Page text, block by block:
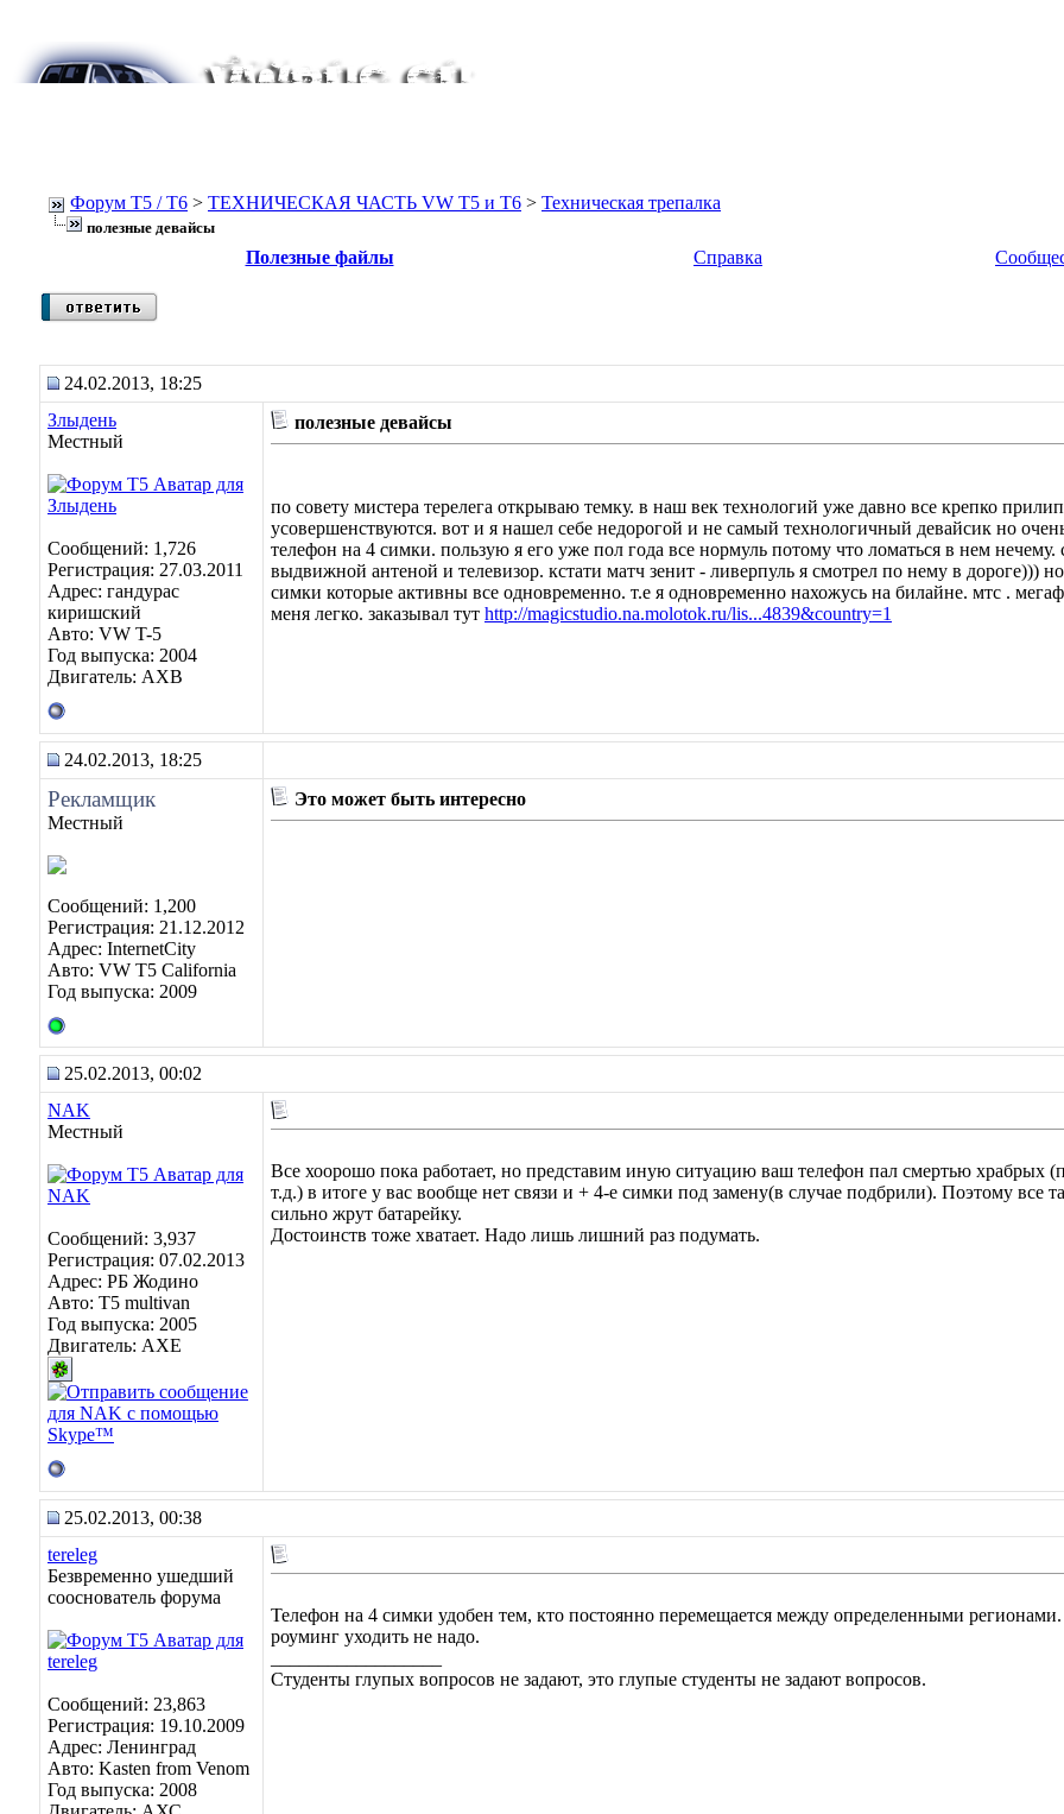
Форум Т5 / T6 > ТЕХНИЧЕСКАЯ ЧАСТЬ VW T5 и T6 > Техническая трепалка
полезные девайсы
Полезные файлы
Справка
24.02.2013, 18:25
Злыдень
Местный
Сообщений: 1,726
Регистрация: 27.03.2011
Адрес: гандурас
киришский
Авто: VW T-5
Год выпуска: 2004
Двигатель: AXB
полезные девайсы
по совету мистера терелега открываю темку. в наш век технологий уже давно все крепко
усовершенствуются. вот и я нашел себе недорогой и не самый технологичный девайсик но
телефон на 4 симки. пользую я его уже пол года все нормуль потому что ломаться в нем нечему.
выдвижной антеной и телевизор. кстати матч зенит - ливерпуль я смотрел по нему в дороге)))
симки которые активны все одновременно. т.е я одновременно нахожусь на билайне. мтс .
меня легко. заказывал тут http://magicstudio.na.molotok.ru/lis...4839&country=1
24.02.2013, 18:25
Рекламщик
Местный
Сообщений: 1,200
Регистрация: 21.12.2012
Адрес: InternetCity
Авто: VW T5 California
Год выпуска: 2009
Это может быть интересно
25.02.2013, 00:02
NAK
Местный
Сообщений: 3,937
Регистрация: 07.02.2013
Адрес: РБ Жодино
Авто: T5 multivan
Год выпуска: 2005
Двигатель: AXE
Все хоорошо пока работает, но представим иную ситуацию ваш телефон пал смертью
т.д.) в итоге у вас вообще нет связи и + 4-е симки под замену(в случае подбрили). Поэтому все
сильно жрут батарейку.
Достоинств тоже хватает. Надо лишь лишний раз подумать.
25.02.2013, 00:38
tereleg
Безвременно ушедший
сооснователь форума
Сообщений: 23,863
Регистрация: 19.10.2009
Адрес: Ленинград
Авто: Kasten from Venom
Год выпуска: 2008
Телефон на 4 симки удобен тем, кто постоянно перемещается между определенными
роуминг уходить не надо.
Студенты глупых вопросов не задают, это глупые студенты не задают вопросов.